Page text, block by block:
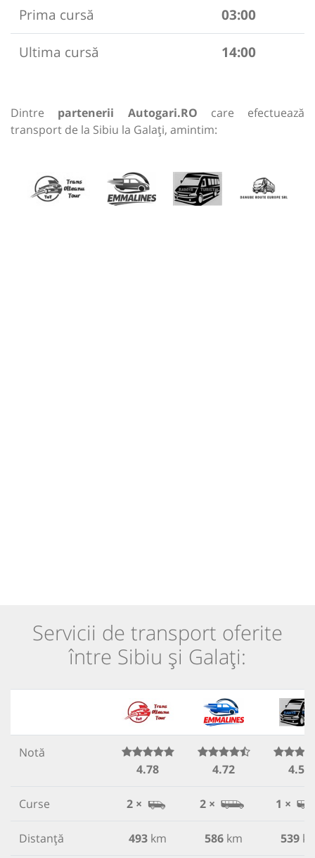
Prima cursă
03:00
Ultima cursă
14:00
Dintre partenerii Autogari.RO care efectuează
transport de la Sibiu la Galați, amintim:
Servicii de transport oferite
între Sibiu și Galați:
Notă
4.78
4.72 4.57
Curse 2 × 2 × 1 ×
Distanță 493 km 586 km 539